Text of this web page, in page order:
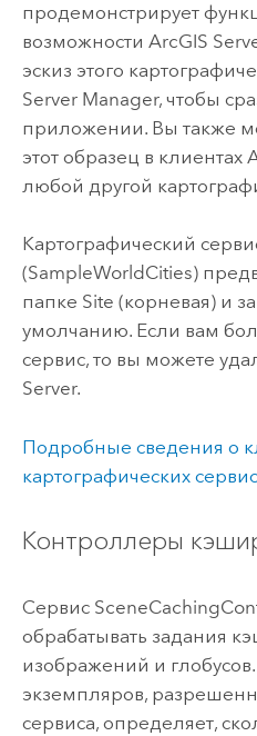
продемонстрирует
возможности ArcGIS
эскиз этого
Server Manager, чтобы
приложении. Вы также
этот образец в клиентах
любой другой
Картографический
(SampleWorldCities)
папке Site (корневая) и
умолчанию. Если вам
сервис, то вы можете
Server.
Подробные сведения о
картографических
Контроллеры
Сервис
обрабатывать задания
изображений и
экземпляров,
сервиса, определяет,